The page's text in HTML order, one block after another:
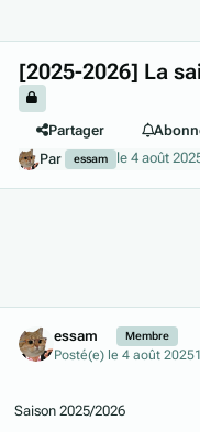
[2025-2026] La
Partager
Par
essam le 4 août
essam Membre
Posté(e) le 4 août 2025
Saison 2025/2026